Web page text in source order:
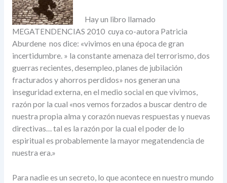
Hay un libro llamado
MEGATENDENCIAS 2010 cuya co-autora Patricia
Aburdene nos dice: «vivimos en una época de gran
incertidumbre. » la constante amenaza del terrorismo, dos
guerras recientes, desempleo, planes de jubilación
fracturados y ahorros perdidos» nos generan una
inseguridad externa, en el medio social en que vivimos,
razón por la cual «nos vemos forzados a buscar dentro de
nuestra propia alma y corazón nuevas respuestas y nuevas
directivas… tal es la razón por la cual el poder de lo
espiritual es probablemente la mayor megatendencia de
nuestra era.»
Para nadie es un secreto, lo que acontece en nuestro mundo